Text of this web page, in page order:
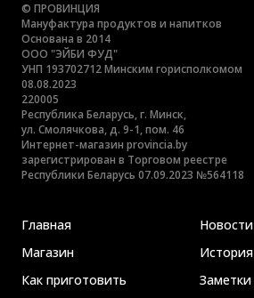
© ПРОВИНЦИЯ
Мануфактура продуктов и напитков
Основана в 2014
ООО "ЭЙБИ ФУД"
УНП 193702712 Минским горисполкомом
08.08.2023
220005
Республика Беларусь, г. Минск,
ул. Смолячкова, д. 9-1, пом. 46
Интернет-магазин provincia.by
зарегистрирован в Торговом реестре
Республики Беларусь 07.09.2023 №564118
Главная
Магазин
Как приготовить
Новости
История
Заметки